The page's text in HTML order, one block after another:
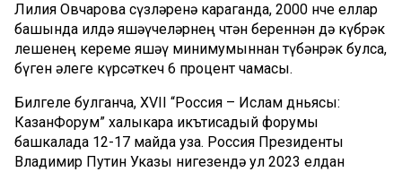
Лилия Овчарова сүзләренә караганда, 2000 нче еллар
башында илдә яшәүчеләрнең өчтән береннән дә күбрәк
өлешенең кереме яшәү минимумыннан түбәнрәк булса,
бүген әлеге күрсәткеч 6 процент чамасы.
Билгеле булганча, XVII “Россия – Ислам дөньясы:
КазанФорум” халыкара икътисадый форумы
башкалада 12-17 майда уза. Россия Президенты
Владимир Путин Указы нигезендә ул 2023 елдан